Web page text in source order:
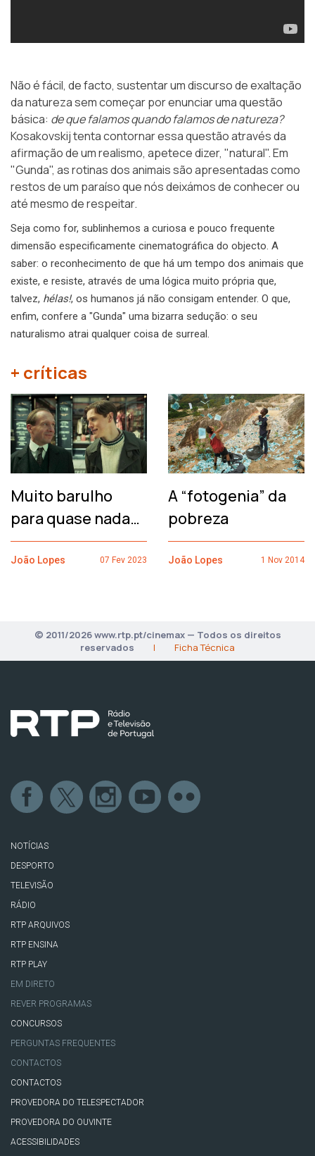
Não é fácil, de facto, sustentar um discurso de exaltação
da natureza sem começar por enunciar uma questão
básica: de que falamos quando falamos de natureza?
Kosakovskij tenta contornar essa questão através da
afirmação de um realismo, apetece dizer, "natural". Em
"Gunda", as rotinas dos animais são apresentadas como
restos de um paraíso que nós deixámos de conhecer ou
até mesmo de respeitar.
Seja como for, sublinhemos a curiosa e pouco frequente
dimensão especificamente cinematográfica do objecto. A
saber: o reconhecimento de que há um tempo dos animais que
existe, e resiste, através de uma lógica muito própria que,
talvez, hélas!, os humanos já não consigam entender. O que,
enfim, confere a "Gunda" uma bizarra sedução: o seu
naturalismo atrai qualquer coisa de surreal.
+ críticas
Muito barulho
para quase nada…
João Lopes 07 Fev 2023
A “fotogenia” da
pobreza
João Lopes 1 Nov 2014
© 2011/2026 www.rtp.pt/cinemax — Todos os direitos
reservados
| Ficha Técnica
NOTÍCIAS
DESPORTO
TELEVISÃO
RÁDIO
RTP ARQUIVOS
RTP ENSINA
RTP PLAY
EM DIRETO
REVER PROGRAMAS
CONCURSOS
PERGUNTAS FREQUENTES
CONTACTOS
CONTACTOS
PROVEDORA DO TELESPECTADOR
PROVEDORA DO OUVINTE
ACESSIBILIDADES